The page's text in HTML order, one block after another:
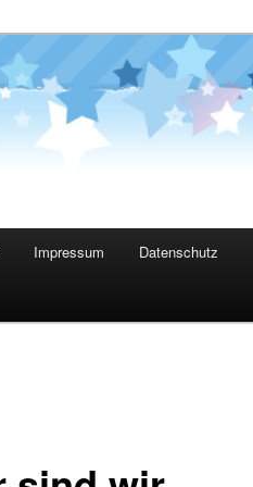
Impressum Datenschutz